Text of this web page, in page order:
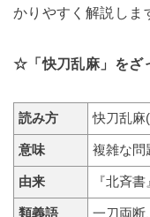
かりやすく解説しま
☆「快刀乱麻」を
読み方 快刀乱麻
意味 複雑な問
由来 『北斉
類義語 一刀両断